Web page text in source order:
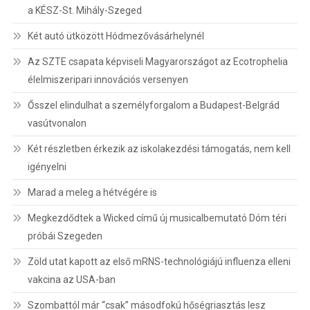
a KÉSZ-St. Mihály-Szeged
Két autó ütközött Hódmezővásárhelynél
Az SZTE csapata képviseli Magyarországot az Ecotrophelia
élelmiszeripari innovációs versenyen
Ősszel elindulhat a személyforgalom a Budapest-Belgrád
vasútvonalon
Két részletben érkezik az iskolakezdési támogatás, nem kell
igényelni
Marad a meleg a hétvégére is
Megkezdődtek a Wicked című új musicalbemutató Dóm téri
próbái Szegeden
Zöld utat kapott az első mRNS-technológiájú influenza elleni
vakcina az USA-ban
Szombattól már “csak” másodfokú hőségriasztás lesz